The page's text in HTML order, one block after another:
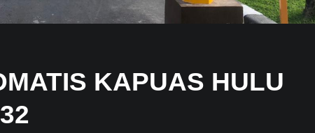
KAPUAS HULU